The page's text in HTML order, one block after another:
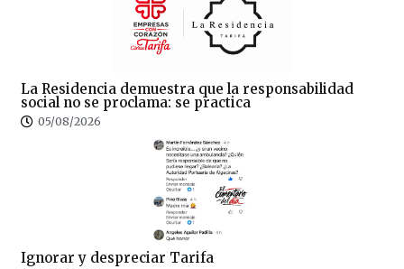
La Residencia demuestra que la responsabilidad
social no se proclama: se practica
05/08/2026
Ignorar y despreciar Tarifa